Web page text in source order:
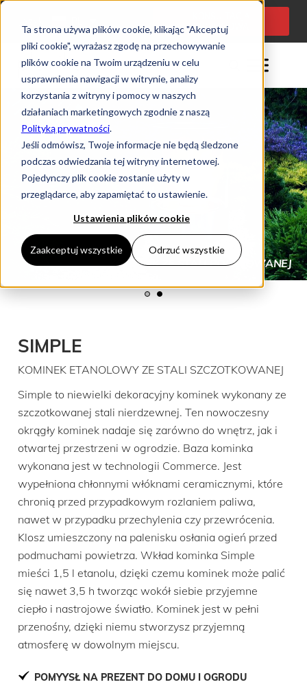
Ta strona używa plików cookie, klikając "Akceptuj
pliki cookie", wyrażasz zgodę na przechowywanie
plików cookie na Twoim urządzeniu w celu
usprawnienia nawigacji w witrynie, analizy
korzystania z witryny i pomocy w naszych
działaniach marketingowych zgodnie z naszą
Polityką prywatności.
Jeśli odmówisz, Twoje informacje nie będą śledzone
podczas odwiedzania tej witryny internetowej.
Pojedynczy plik cookie zostanie użyty w
przeglądarce, aby zapamiętać to ustawienie.
Ustawienia plików cookie
Zaakceptuj wszystkie Odrzuć wszystkie
PROJEKTOWA
DEKORACYJNY KOMINEK NA STÓŁ
SIMPLE
KOMINEK ETANOLOWY ZE STALI SZCZOTKOWANEJ
Simple to niewielki dekoracyjny kominek wykonany ze
szczotkowanej stali nierdzewnej. Ten nowoczesny
okrągły kominek nadaje się zarówno do wnętrz, jak i
otwartej przestrzeni w ogrodzie. Baza kominka
wykonana jest w technologii Commerce. Jest
wypełniona chłonnymi włóknami ceramicznymi, które
chronią przed przypadkowym rozlaniem paliwa,
nawet w przypadku przechylenia czy przewrócenia.
Klosz umieszczony na palenisku osłania ogień przed
podmuchami powietrza. Wkład kominka Simple
mieści 1,5 l etanolu, dzięki czemu kominek może palić
się nawet 3,5 h tworząc wokół siebie przyjemne
ciepło i nastrojowe światło. Kominek jest w pełni
przenośny, dzięki niemu stworzysz przyjemną
atmosferę w dowolnym miejscu.
POMYYSŁ NA PREZENT DO DOMU I OGRODU